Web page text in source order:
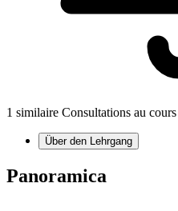
1 similaire Consultations au
Über den Lehrgang
Panoramica